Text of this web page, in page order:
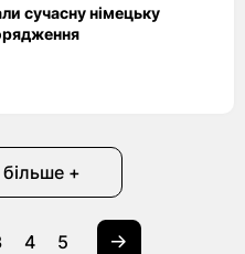
сучасну німецьку
+
4 5